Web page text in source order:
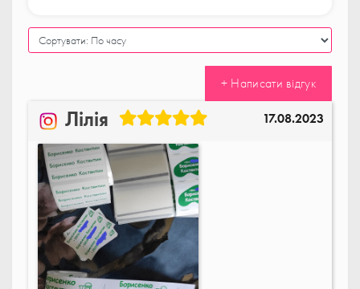
+ Написати відгук
Лілія 17.08.2023